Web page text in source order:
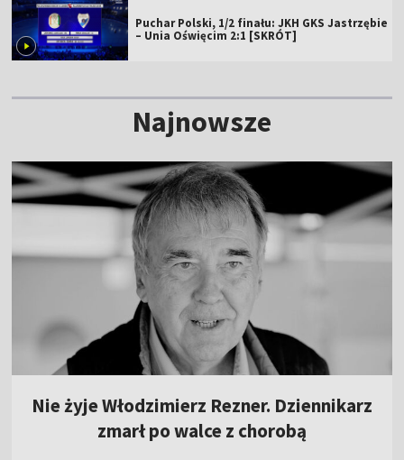
Puchar Polski, 1/2 finału: JKH GKS Jastrzębie
– Unia Oświęcim 2:1 [SKRÓT]
Najnowsze
Nie żyje Włodzimierz Rezner. Dziennikarz
zmarł po walce z chorobą